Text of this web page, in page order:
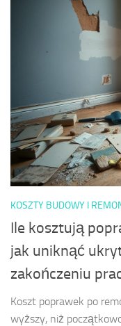
KOSZTY BUDOWY I
Ile kosztują
jak uniknąć
zakończeniu
Koszt poprawek po
wyższy, niż